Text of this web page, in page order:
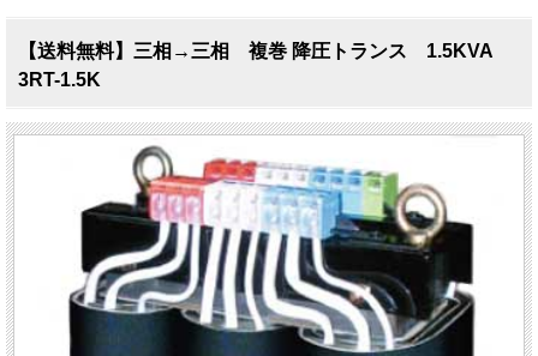
【送料無料】三相→三相 複巻 降圧トランス 1.5KVA
3RT-1.5K